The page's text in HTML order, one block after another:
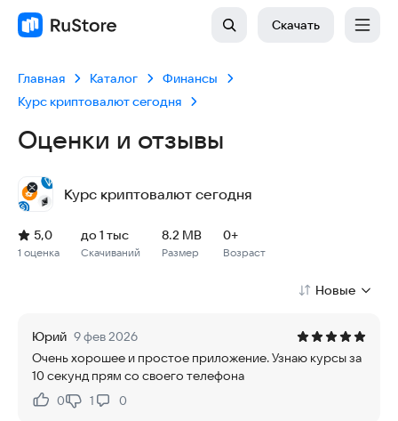
Скачать
Главная Каталог
Финансы
Курс криптовалют сегодня
Оценки и отзывы
Курс криптовалют сегодня
Рейтинг: 5,0, 1 оценка
Скачиваний: до 1 тыс
Размер файла: 8.2 MB
Возрастное ограничение: 8.2 MB
1 оценка
5,0
Скачиваний
до 1 тыс
Размер
8.2 MB
Возраст
0+
Новые
Юрий 9 фев 2026
Очень хорошее и простое приложение. Узнаю курсы за
10 секунд прям со своего телефона
Нравится:
0Не нравится:
1 0